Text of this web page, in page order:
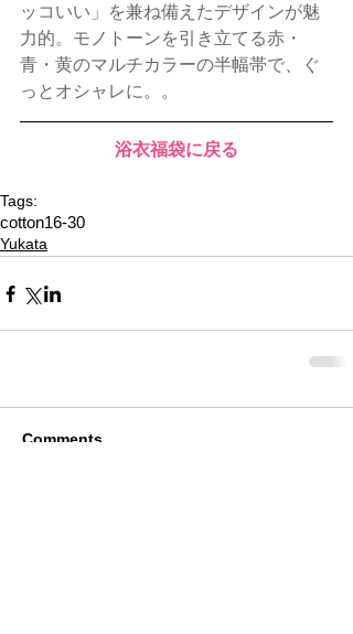
ッコいい」を兼ね備えたデザインが魅
力的。モノトーンを引き立てる赤・
青・黄のマルチカラーの半幅帯で、ぐ
っとオシャレに。。
浴衣福袋に戻る
Tags:
cotton16-30
Yukata
Comments